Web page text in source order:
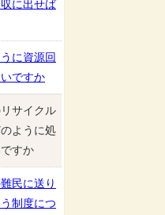
に出せば
に資源回
ですか
サイクル
ように処
すか
民に送り
制度につ